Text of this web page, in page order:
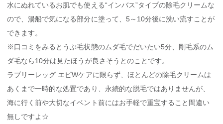
水にぬれているお肌でも使える“インバス”タイプの除毛クリームな
ので、湯船で気になる部分に塗って、5～10分後に洗い流すことが
できます。
※口コミをみるとうぶ毛状態のムダ毛でだいたい5分、剛毛系のム
ダ毛なら10分は見たほうが良さそうとのことです。
ラブリーレッグ エピWケアに限らず、ほとんどの除毛クリームは
あくまで一時的な処置であり、永続的な脱毛ではありませんが、
海に行く前や大切なイベント前にはお手軽で重宝すること間違い
無しですよ☆